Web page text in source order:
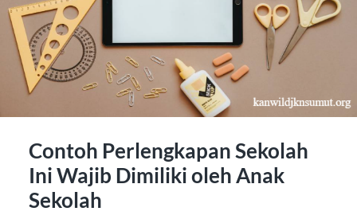
Contoh Perlengkapan Sekolah
Ini Wajib Dimiliki oleh Anak
Sekolah